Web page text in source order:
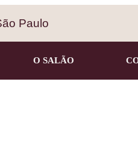
Paulo
O SALÃO